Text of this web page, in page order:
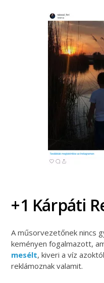
+1 Kárpáti
A műsorvezetőnek nincs
keményen fogalmazott,
mesélt, kiveri a víz
reklámoznak valamit.